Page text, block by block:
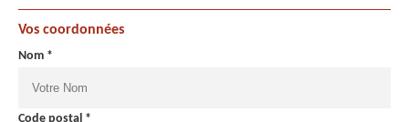
Vos coordonnées
Nom *
Code postal *